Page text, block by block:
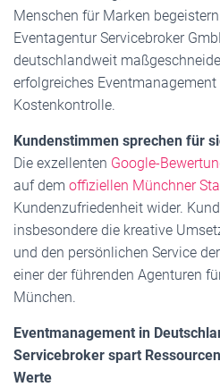
Menschen für Marken
Eventagentur Servicebroker
deutschlandweit
erfolgreiches
Kostenkontrolle.
Kundenstimmen sprechen für
Die exzellenten Google-
auf dem offiziellen Münchner
Kundenzufriedenheit wider.
insbesondere die kreative
und den persönlichen Service
einer der führenden Agenturen
München.
Eventmanagement in
Servicebroker spart
Werte